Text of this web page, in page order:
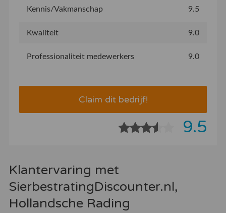
Kennis/Vakmanschap 9.5
Kwaliteit 9.0
Professionaliteit medewerkers 9.0
Claim dit bedrijf!
9.5
Klantervaring met
SierbestratingDiscounter.nl,
Hollandsche Rading